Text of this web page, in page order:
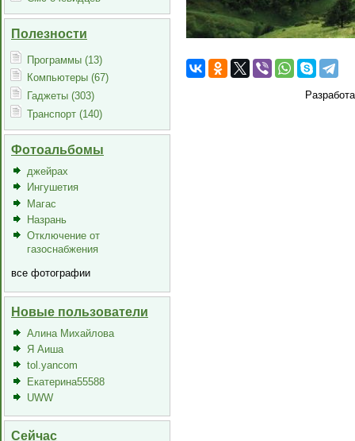
Полезности
Программы (13)
Компьютеры (67)
Гаджеты (303)
Транспорт (140)
Фотоальбомы
джейрах
Ингушетия
Магас
Назрань
Отключение от
газоснабжения
все фотографии
Новые пользователи
Алина Михайлова
Я Аиша
tol.yancom
Екатерина55588
UWW
Сейчас